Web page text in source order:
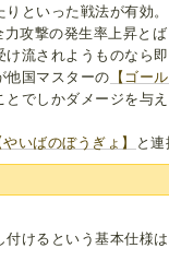
といった戦法が有効。
力攻撃の発生率上昇と
流されようものなら即
他国マスターの 【ゴー
でしかダメージを与
やいばのぼうぎょ】 と
けるという基本仕様